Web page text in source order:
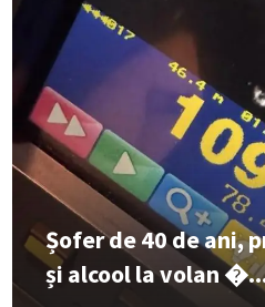
Șofer de 40 de ani,
și alcool la volan